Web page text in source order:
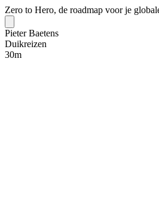
Zero to Hero, de roadmap voor je
Pieter Baetens
Duikreizen
30m